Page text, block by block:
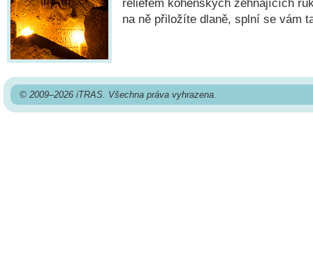
na ně přiložíte dlaně, splní se vám
© 2009–2026 iTRAS. Všechna práva vyhrazena.